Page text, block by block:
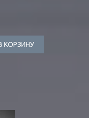
КОРЗИНУ